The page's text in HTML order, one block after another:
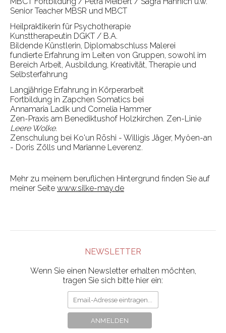
Senior Teacher MBSR und MBCT
Heilpraktikerin für Psychotherapie
Kunsttherapeutin DGKT / B.A.
Bildende Künstlerin, Diplomabschluss Malerei
fundierte Erfahrung im Leiten von Gruppen, sowohl im
Bereich Arbeit, Ausbildung, Kreativität, Therapie und
Selbsterfahrung
Langjährige Erfahrung in Körperarbeit
Fortbildung in Zapchen Somatics bei
Annamaria Ladik und Cornelia Hammer
Zen-Praxis am Benediktushof Holzkirchen. Zen-Linie
Leere Wolke.
Zenschulung bei Ko'un Rōshi - Willigis Jäger, Myôen-an
- Doris Zölls und Marianne Leverenz.
Mehr zu meinem beruflichen Hintergrund finden Sie auf
meiner Seite www.silke-may.de
NEWSLETTER
Wenn Sie einen Newsletter erhalten möchten,
tragen Sie sich bitte hier ein: